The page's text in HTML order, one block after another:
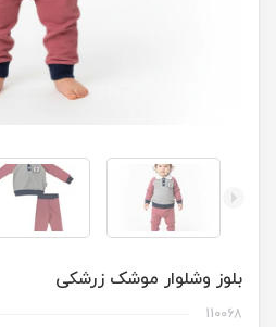
بلوز وشلوار موشک زرشکی
110068